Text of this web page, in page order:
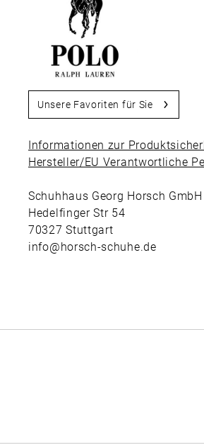
Unsere Favoriten für Sie
Informationen zur
Hersteller/EU Verantwortliche
Schuhhaus Georg Horsch GmbH
Hedelfinger Str 54
70327 Stuttgart
info@horsch-schuhe.de